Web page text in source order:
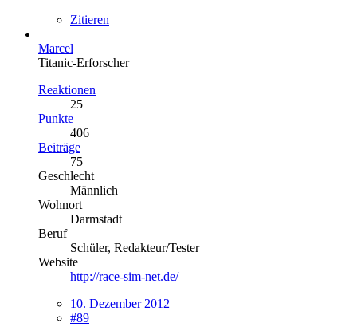
Zitieren
Marcel
Titanic-Erforscher
Reaktionen
25
Punkte
406
Beiträge
75
Geschlecht
Männlich
Wohnort
Darmstadt
Beruf
Schüler, Redakteur/Tester
Website
http://race-sim-net.de/
10. Dezember 2012
#89